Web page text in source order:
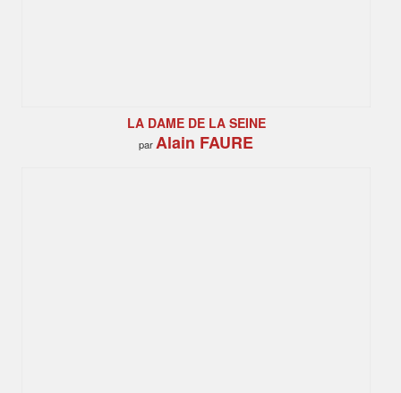
LA DAME DE LA SEINE
parAlain FAURE